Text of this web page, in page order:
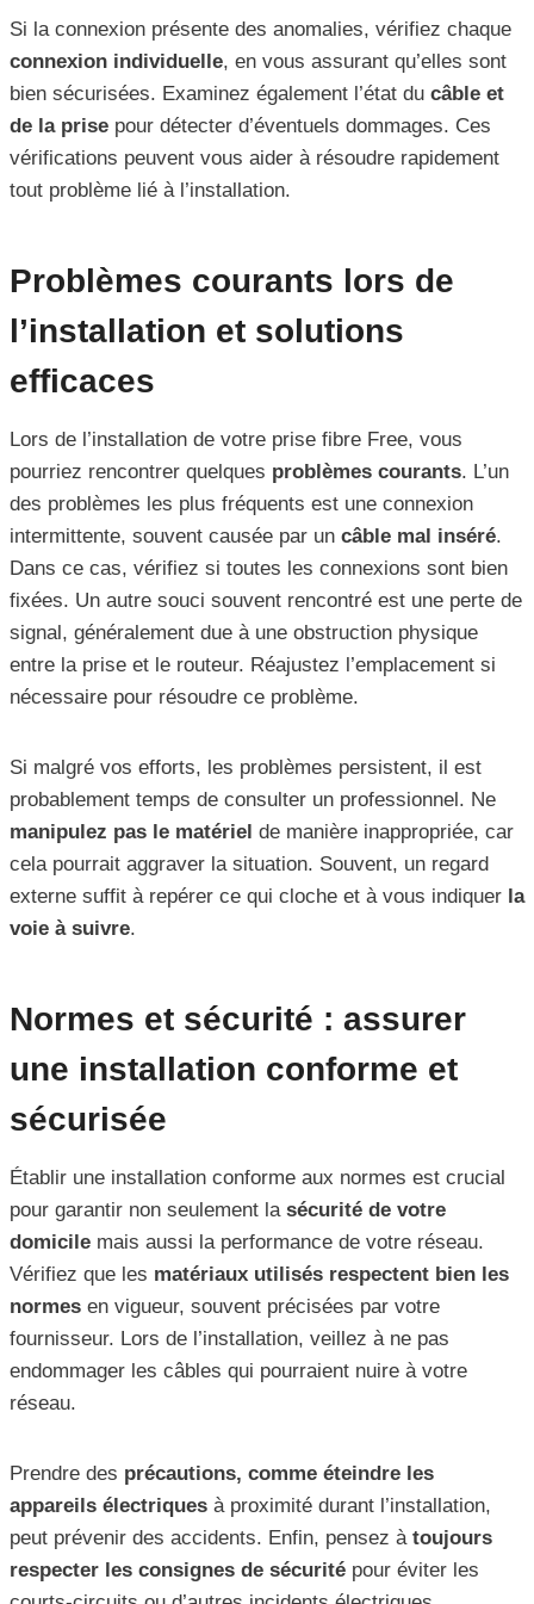
Si la connexion présente des anomalies, vérifiez chaque
connexion individuelle, en vous assurant qu’elles sont
bien sécurisées. Examinez également l’état du câble et
de la prise pour détecter d’éventuels dommages. Ces
vérifications peuvent vous aider à résoudre rapidement
tout problème lié à l’installation.
Problèmes courants lors de
l’installation et solutions
efficaces
Lors de l’installation de votre prise fibre Free, vous
pourriez rencontrer quelques problèmes courants. L’un
des problèmes les plus fréquents est une connexion
intermittente, souvent causée par un câble mal inséré.
Dans ce cas, vérifiez si toutes les connexions sont bien
fixées. Un autre souci souvent rencontré est une perte de
signal, généralement due à une obstruction physique
entre la prise et le routeur. Réajustez l’emplacement si
nécessaire pour résoudre ce problème.
Si malgré vos efforts, les problèmes persistent, il est
probablement temps de consulter un professionnel. Ne
manipulez pas le matériel de manière inappropriée, car
cela pourrait aggraver la situation. Souvent, un regard
externe suffit à repérer ce qui cloche et à vous indiquer la
voie à suivre.
Normes et sécurité : assurer
une installation conforme et
sécurisée
Établir une installation conforme aux normes est crucial
pour garantir non seulement la sécurité de votre
domicile mais aussi la performance de votre réseau.
Vérifiez que les matériaux utilisés respectent bien les
normes en vigueur, souvent précisées par votre
fournisseur. Lors de l’installation, veillez à ne pas
endommager les câbles qui pourraient nuire à votre
réseau.
Prendre des précautions, comme éteindre les
appareils électriques à proximité durant l’installation,
peut prévenir des accidents. Enfin, pensez à toujours
respecter les consignes de sécurité pour éviter les